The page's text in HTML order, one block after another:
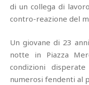
di un collega di
contro-reazione del
Un giovane di 23
notte in Piazza
condizioni
numerosi fendenti al